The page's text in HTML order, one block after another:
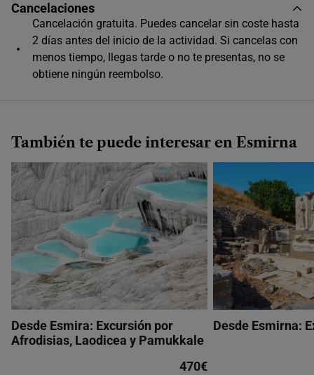
Cancelaciones
Cancelación gratuita. Puedes cancelar sin coste hasta
2 días antes del inicio de la actividad. Si cancelas con
menos tiempo, llegas tarde o no te presentas, no se
obtiene ningún reembolso.
También te puede interesar en Esmirna
Desde Esmira: Excursión por
Afrodisias, Laodicea y Pamukkale
470€
Desde Esmirna: